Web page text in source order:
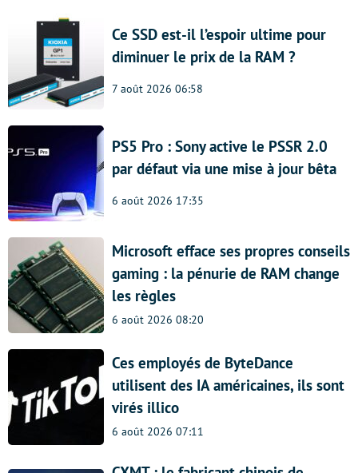
Ce SSD est-il l’espoir ultime pour
diminuer le prix de la RAM ?
7 août 2026 06:58
PS5 Pro : Sony active le PSSR 2.0
par défaut via une mise à jour bêta
6 août 2026 17:35
Microsoft efface ses propres conseils
gaming : la pénurie de RAM change
les règles
6 août 2026 08:20
Ces employés de ByteDance
utilisent des IA américaines, ils sont
virés illico
6 août 2026 07:11